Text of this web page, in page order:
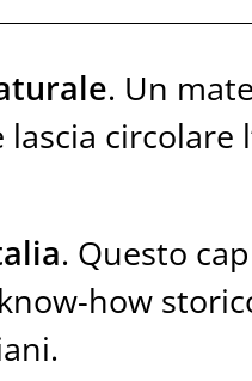
. Un
circolare
. Questo
how